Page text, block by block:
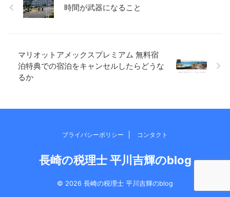
おいても、すぐ取り掛かれな
いとしても、とりあえず資料
を通すとか、小さくスタート
を ...
れもこれもとできないので、
すが。。 ふとしたアイデア ...
時間が武器になること
マリオットアメックスプレミアム 無料宿
泊特典での宿泊をキャンセルしたらどうな
るか
プライバシーポリシー コンタクト
長崎の税理士 平川吉輝のblog
© 2026 長崎の税理士 平川吉輝のblog